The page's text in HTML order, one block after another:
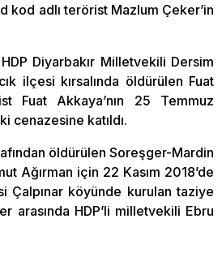
kod adlı terörist Mazlum Çeker’in
Diyarbakır Milletvekili Dersim
ilçesi kırsalında öldürülen Fuat
Fuat Akkaya’nın 25 Temmuz
cenazesine katıldı.
öldürülen Soreşger-Mardin
Ağırman için 22 Kasım 2018’de
Çalpınar köyünde kurulan taziye
arasında HDP’li milletvekili Ebru